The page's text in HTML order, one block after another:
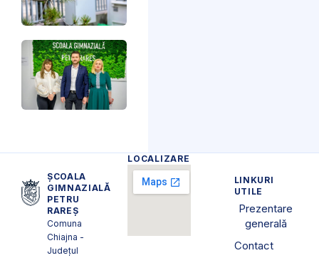
ȘCOALA
GIMNAZIALĂ
PETRU
RAREȘ
Comuna
Chiajna -
Județul
LOCALIZARE
LINKURI
UTILE
Prezentare
generală
Contact